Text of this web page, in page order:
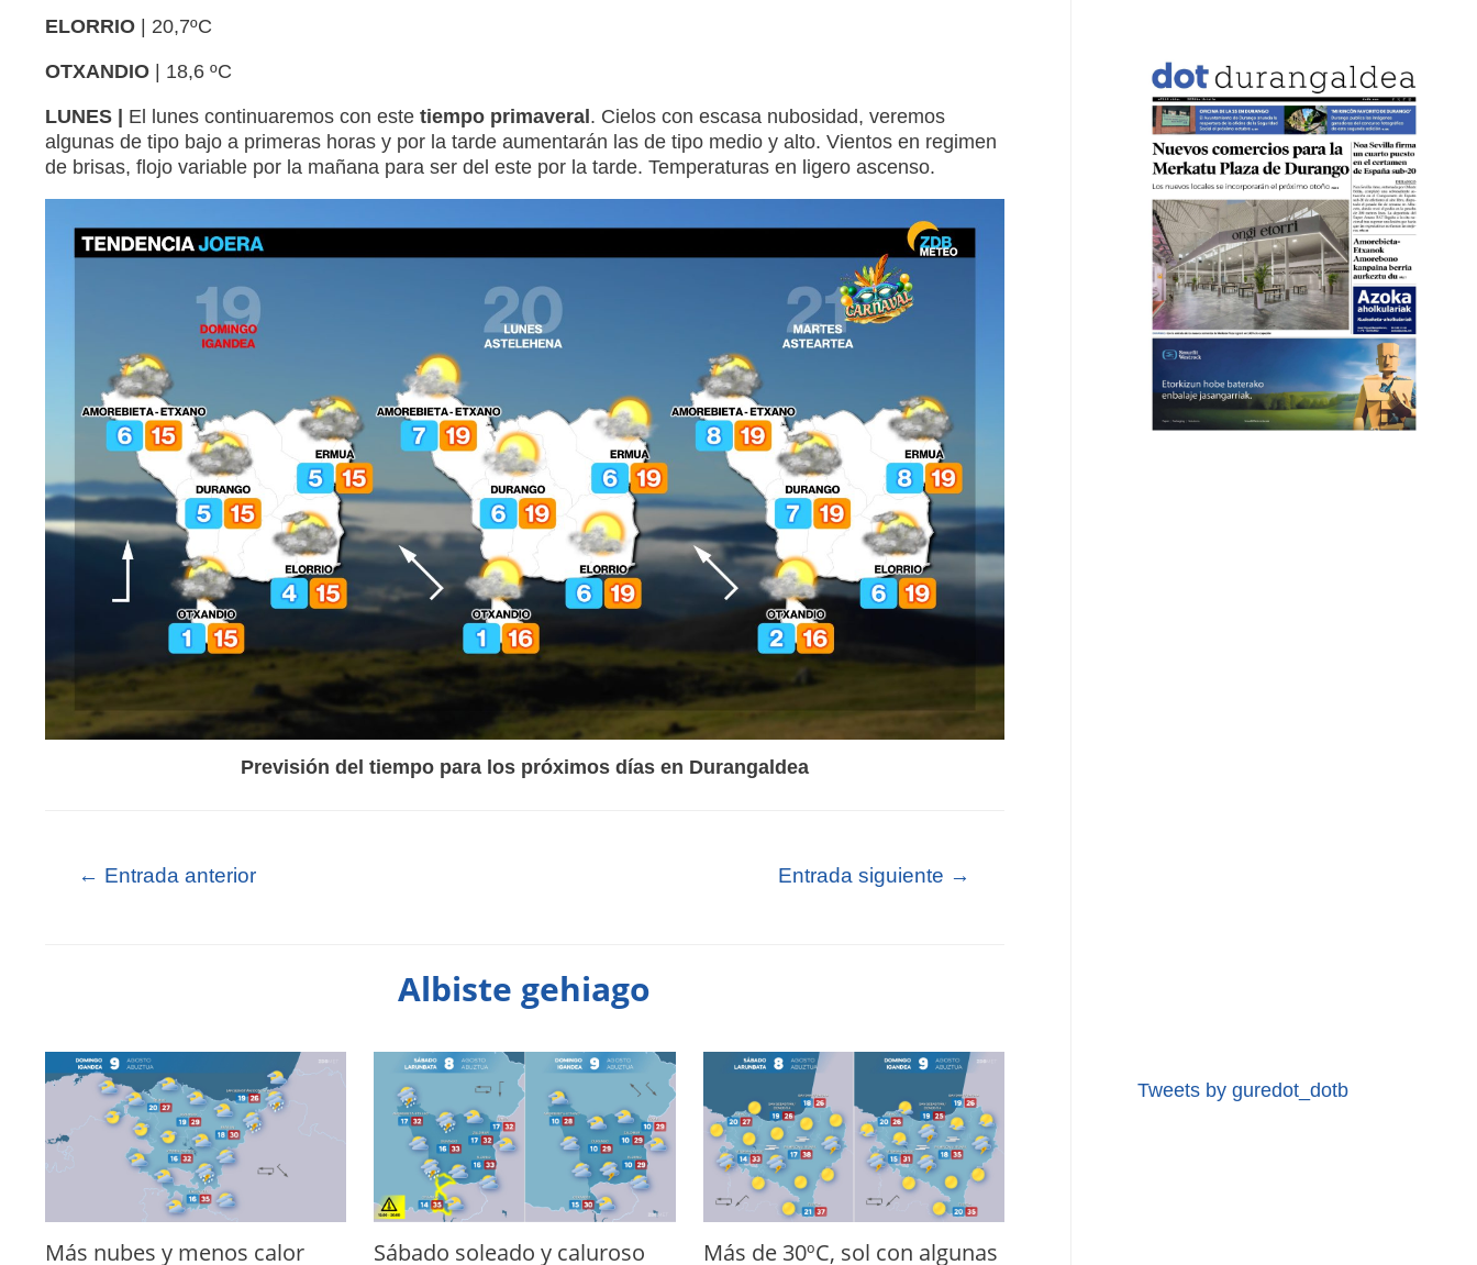
ELORRIO| 20,7ºC
OTXANDIO| 18,6 ºC
LUNES | El lunes continuaremos con este tiempo primaveral. Cielos con escasa nubosidad, veremos
algunas de tipo bajo a primeras horas y por la tarde aumentarán las de tipo medio y alto. Vientos en regimen
de brisas, flojo variable por la mañana para ser del este por la tarde. Temperaturas en ligero ascenso.
Previsión del tiempo para los próximos días en Durangaldea
← Entrada anterior Entrada siguiente →
Albiste gehiago
Más nubes y menos calor Sábado soleado y caluroso Más de 30ºC, sol con algunas
Tweets by guredot_dotb